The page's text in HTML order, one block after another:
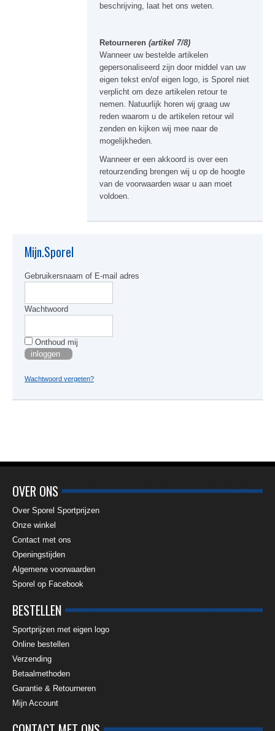
beschrijving, laat het ons weten.
Retourneren(artikel 7/8)
Wanneer uw bestelde artikelen
gepersonaliseerd zijn door middel van uw
eigen tekst en/of eigen logo, is Sporel niet
verplicht om deze artikelen retour te
nemen. Natuurlijk horen wij graag uw
reden waarom u de artikelen retour wil
zenden en kijken wij mee naar de
mogelijkheden.
Wanneer er een akkoord is over een
retourzending brengen wij u op de hoogte
van de voorwaarden waar u aan moet
voldoen.
Mijn.Sporel
Gebruikersnaam of E-mail adres
Wachtwoord
Onthoud mij
Wachtwoord vergeten?
OVER ONS
Over Sporel Sportprijzen
Onze winkel
Contact met ons
Openingstijden
Algemene voorwaarden
Sporel op Facebook
BESTELLEN
Sportprijzen met eigen logo
Online bestellen
Verzending
Betaalmethoden
Garantie & Retourneren
Mijn Account